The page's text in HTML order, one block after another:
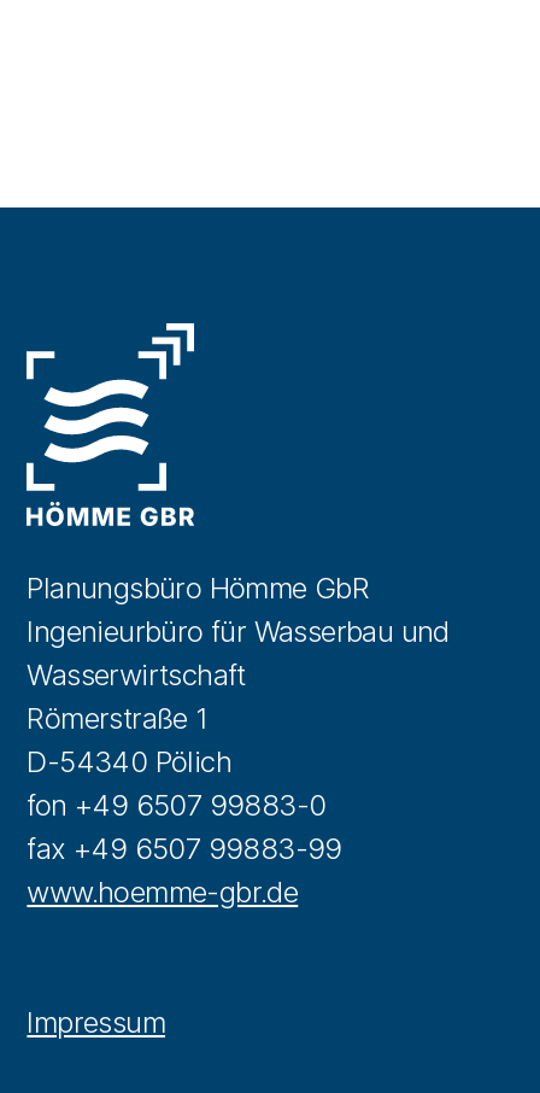
Planungsbüro Hömme GbR
Ingenieurbüro für Wasserbau und
Wasserwirtschaft
Römerstraße 1
D-54340 Pölich
fon +49 6507 99883-0
fax +49 6507 99883-99
www.hoemme-gbr.de
Impressum